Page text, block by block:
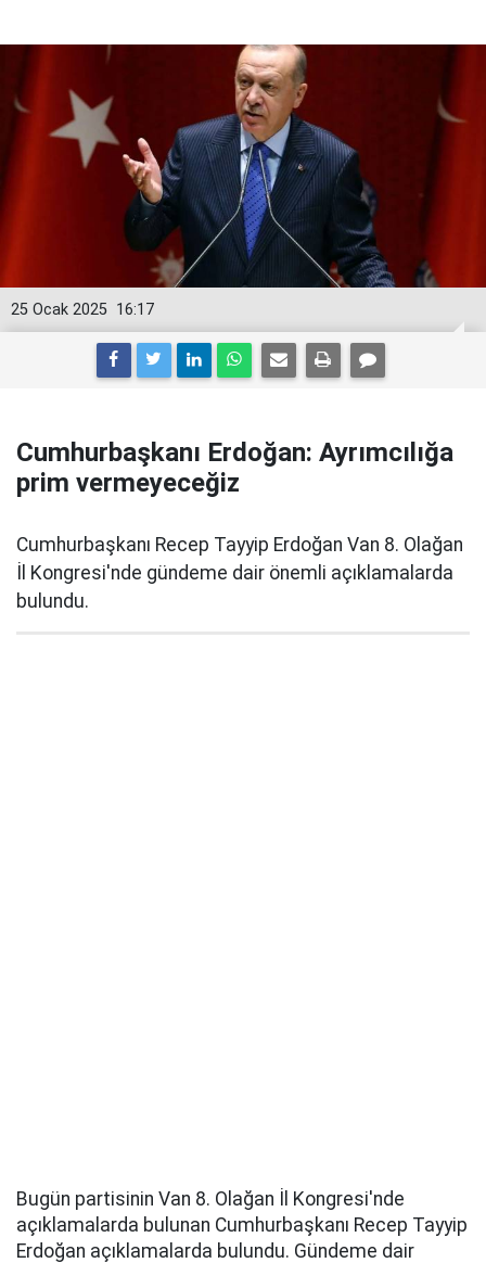
16:17
25 Ocak 2025
Cumhurbaşkanı Erdoğan: Ayrımcılığa
prim vermeyeceğiz
Cumhurbaşkanı Recep Tayyip Erdoğan Van 8. Olağan
İl Kongresi'nde gündeme dair önemli açıklamalarda
bulundu.
Bugün partisinin Van 8. Olağan İl Kongresi'nde
açıklamalarda bulunan Cumhurbaşkanı Recep Tayyip
Erdoğan açıklamalarda bulundu. Gündeme dair